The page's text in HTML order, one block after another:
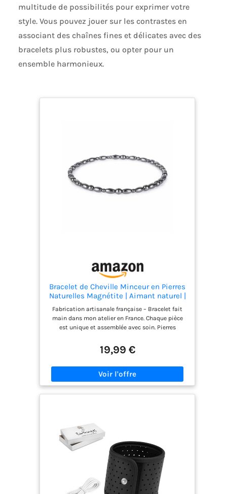
multitude de possibilités pour exprimer votre
style. Vous pouvez jouer sur les contrastes en
associant des chaînes fines et délicates avec des
bracelets plus robustes, ou opter pour un
ensemble harmonieux.
Bracelet de Cheville Minceur en Pierres
Naturelles Magnétite | Aimant naturel |
Perles Qualité AAA | Bijou Femme |
Taille standard 22 cm élastique |
Création Artisanale Française (Cheville
Magnétite)
Fabrication artisanale française – Bracelet fait
main dans mon atelier en France. Chaque pièce
est unique et assemblée avec soin. Pierres
véritables pierres naturelles de Magnétite
sélectionnées pour leur brillance, leur qualité et
de cheville Femme – Design moderne et
intemporel. Convient à tous les styles et peut être
cheville. Confort assuré au quotidien. Idée cadeau
bien-être – Parfait pour un anniversaire, un
changement de vie, une remise en forme ou un
soutien symbolique.
19,99 €